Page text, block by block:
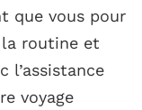
que vous pour
la routine et
l’assistance
voyage